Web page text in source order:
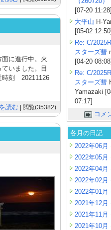
に進行中。火
いました。目
時刻 20211126
読む | 閲覧(35382)
[07-20 11:28]
大平山 H-
[05-02 12:50]
Re: C/
スターズ彗
[04-20 08:08]
Re: C/
スターズ彗
Yamazaki
07:17]
コメ
各月の日記
2022年06月
2022年05月
2022年04月
2022年02月
2022年01月
2021年12月
2021年11月
2021年10月